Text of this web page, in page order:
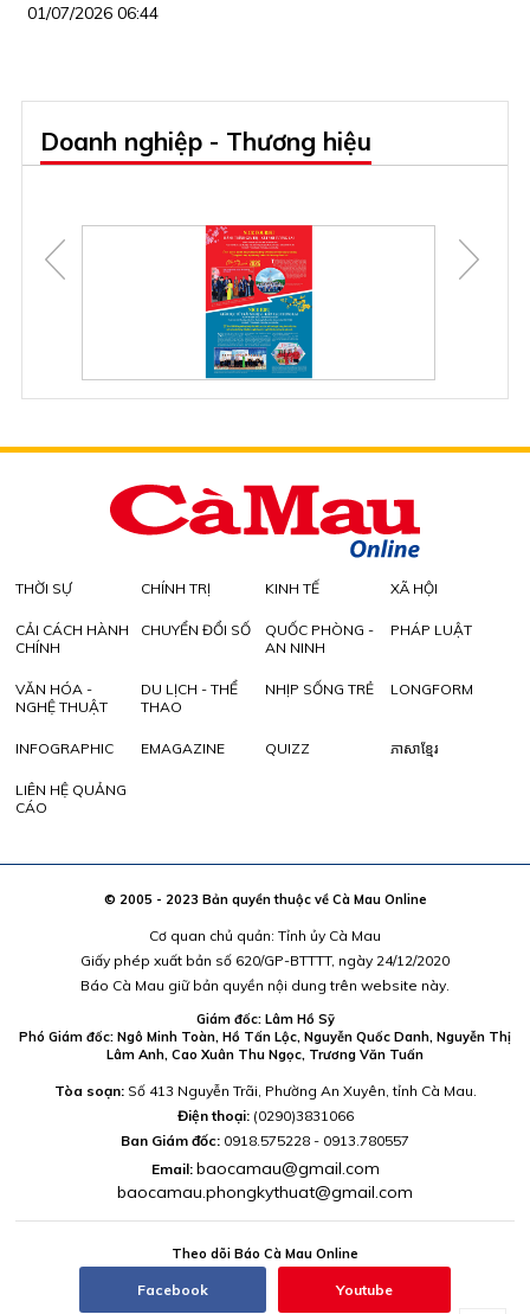
01/07/2026 06:44
Doanh nghiệp - Thương hiệu
THỜI SỰ CHÍNH TRỊ KINH TẾ XÃ HỘI
CẢI CÁCH HÀNH
CHÍNH
CHUYỂN ĐỔI SỐ
QUỐC PHÒNG -
AN NINH
PHÁP LUẬT
VĂN HÓA -
NGHỆ THUẬT
DU LỊCH - THỂ
THAO
NHỊP SỐNG TRẺ LONGFORM
INFOGRAPHIC EMAGAZINE QUIZZ ភាសាខ្មែរ
LIÊN HỆ QUẢNG
CÁO
© 2005 - 2023 Bản quyền thuộc về Cà Mau Online
Cơ quan chủ quản: Tỉnh ủy Cà Mau
Giấy phép xuất bản số 620/GP-BTTTT, ngày 24/12/2020
Báo Cà Mau giữ bản quyền nội dung trên website này.
Giám đốc: Lâm Hồ Sỹ
Phó Giám đốc: Ngô Minh Toàn, Hồ Tấn Lộc, Nguyễn Quốc Danh, Nguyễn Thị
Lâm Anh, Cao Xuân Thu Ngọc, Trương Văn Tuấn
Tòa soạn:Số 413 Nguyễn Trãi, Phường An Xuyên, tỉnh Cà Mau.
Điện thoại: (0290)3831066
Ban Giám đốc: 0918.575228 - 0913.780557
Email: baocamau@gmail.com
baocamau.phongkythuat@gmail.com
Theo dõi Báo Cà Mau Online
Facebook Youtube